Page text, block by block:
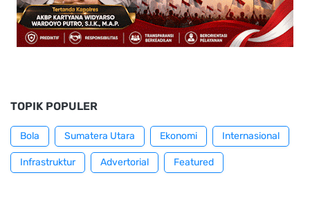
TOPIK POPULER
Bola Sumatera Utara Ekonomi Internasional
Infrastruktur Advertorial Featured